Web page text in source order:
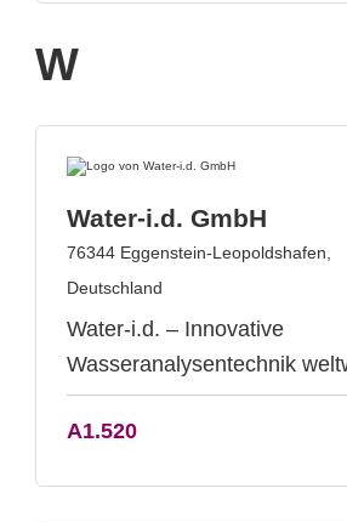
W
Water-i.d. GmbH
76344 Eggenstein-Leopoldshafen,
Deutschland
Water-i.d. – Innovative
Wasseranalysentechnik
A1.520